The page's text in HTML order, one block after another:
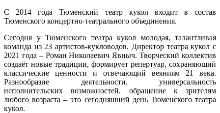
С 2014 года Тюменский театр кукол входит в состав
Тюменского концертно-театрального объединения.
Сегодня у Тюменского театра кукол молодая, талантливая
команда из 23 артистов-кукловодов. Директор театра кукол с
2021 года – Роман Николаевич Явныч. Творческий коллектив
создаёт новые традиции, формирует репертуар, сохраняющий
классические ценности и отвечающий веяниям 21 века.
Разнообразие деятельности, универсальность
исполнительских возможностей, обращение к зрителям
любого возраста – это сегодняшний день Тюменского театра
кукол.